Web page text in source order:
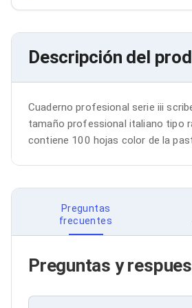
Bluetooth
Adaptadores Video DisplayPort
Divisores de Video
Adaptadores Video HDMI
Extensores y Receptores de
Adaptadores Video VGA / HD15
Repetidores USB
Adaptadores Audio
Adaptadores Audio AUX
Adaptadores Audio USB
Mouse
Mousepads
Servidores
Accesorios para Servidores
Charolas para Racks y Gabinetes
Descripción del
Cuaderno profesional serie iii
tamaño professional italiano tipo
contiene 100 hojas color de la
Preguntas
frecuentes
Preguntas y